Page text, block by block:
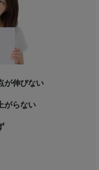
が伸びない
がらない